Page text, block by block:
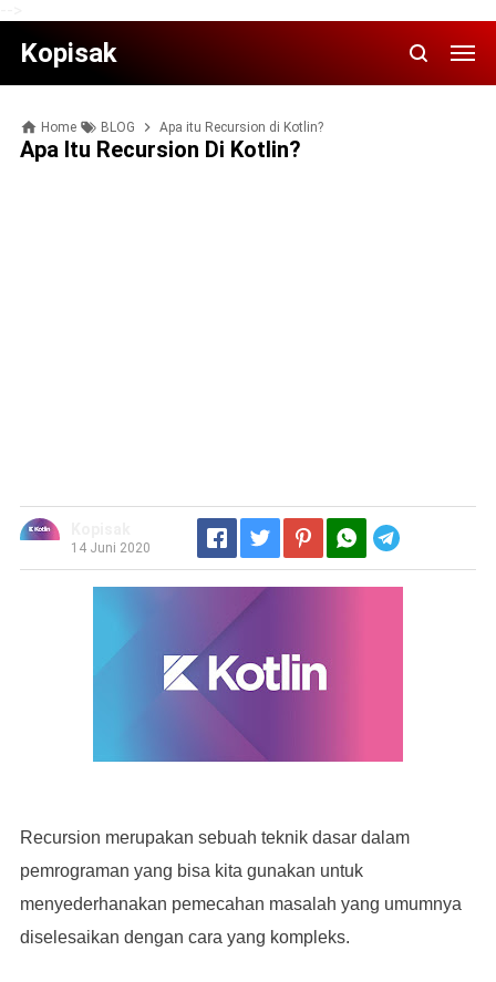
Kopisak
Home BLOG Apa itu Recursion di Kotlin?
Apa Itu Recursion Di Kotlin?
14 Juni 2020
Recursion merupakan sebuah teknik dasar dalam
pemrograman yang bisa kita gunakan untuk
menyederhanakan pemecahan masalah yang umumnya
diselesaikan dengan cara yang kompleks.